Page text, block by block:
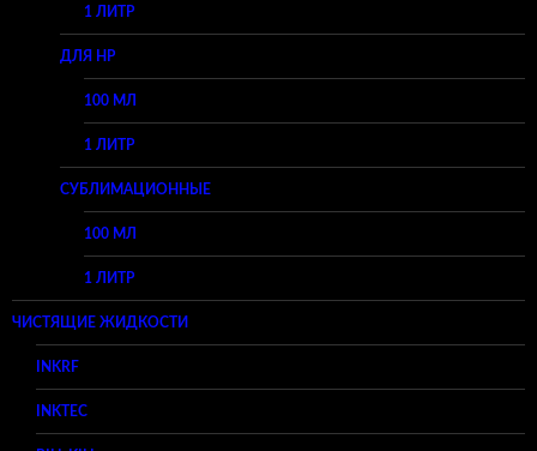
1 ЛИТР
ДЛЯ HP
100 МЛ
1 ЛИТР
СУБЛИМАЦИОННЫЕ
100 МЛ
1 ЛИТР
ЧИСТЯЩИЕ ЖИДКОСТИ
INKRF
INKTEC